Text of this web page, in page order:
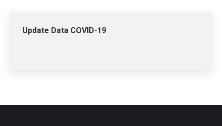
Update Data COVID-19